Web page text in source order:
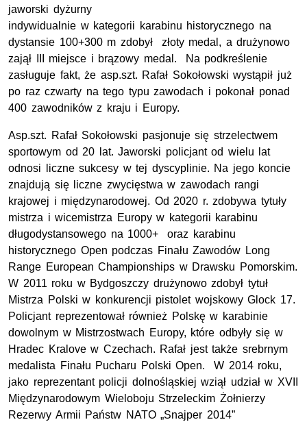
jaworski dyżurny
indywidualnie w kategorii karabinu historycznego na
dystansie 100+300 m zdobył złoty medal, a drużynowo
zajął III miejsce i brązowy medal. Na podkreślenie
zasługuje fakt, że asp.szt. Rafał Sokołowski wystąpił już
po raz czwarty na tego typu zawodach i pokonał ponad
400 zawodników z kraju i Europy.
Asp.szt. Rafał Sokołowski pasjonuje się strzelectwem
sportowym od 20 lat. Jaworski policjant od wielu lat
odnosi liczne sukcesy w tej dyscyplinie. Na jego koncie
znajdują się liczne zwycięstwa w zawodach rangi
krajowej i międzynarodowej. Od 2020 r. zdobywa tytuły
mistrza i wicemistrza Europy w kategorii karabinu
długodystansowego na 1000+ oraz karabinu
historycznego Open podczas Finału Zawodów Long
Range European Championships w Drawsku Pomorskim.
W 2011 roku w Bydgoszczy drużynowo zdobył tytuł
Mistrza Polski w konkurencji pistolet wojskowy Glock 17.
Policjant reprezentował również Polskę w karabinie
dowolnym w Mistrzostwach Europy, które odbyły się w
Hradec Kralove w Czechach. Rafał jest także srebrnym
medalista Finału Pucharu Polski Open. W 2014 roku,
jako reprezentant policji dolnośląskiej wziął udział w XVII
Międzynarodowym Wieloboju Strzeleckim Żołnierzy
Rezerwy Armii Państw NATO „Snajper 2014”